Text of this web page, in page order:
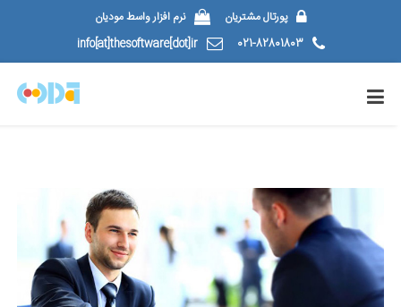
پورتال مشتریان
نرم افزار واسط مودیان
021-82801803
info[at]thesoftware[dot]ir